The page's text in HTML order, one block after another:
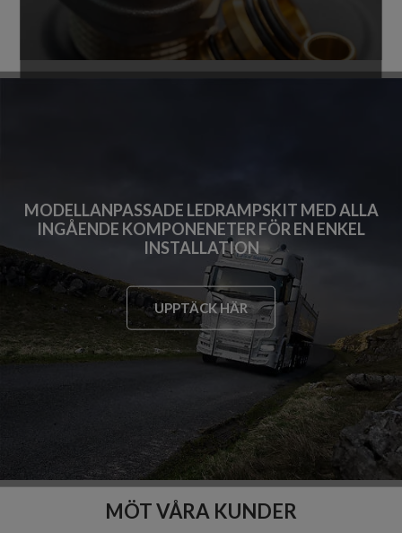
MODELLANPASSADE LEDRAMPSKIT MED ALLA
INGÅENDE KOMPONENETER FÖR EN ENKEL
INSTALLATION
UPPTÄCK HÄR
MÖT VÅRA KUNDER